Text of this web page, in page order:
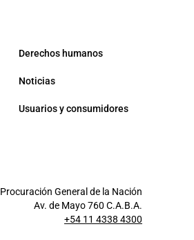
Derechos humanos
Noticias
Usuarios y consumidores
Procuración General de la Nación
Av. de Mayo 760 C.A.B.A.
+54 11 4338 4300